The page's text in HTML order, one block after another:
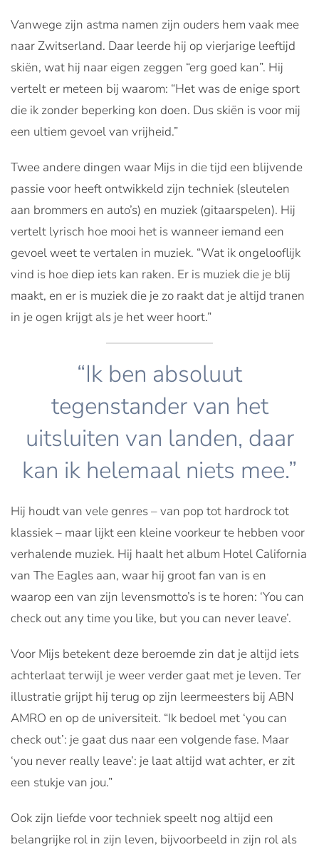
Vanwege zijn astma namen zijn ouders hem vaak mee
naar Zwitserland. Daar leerde hij op vierjarige leeftijd
skiën, wat hij naar eigen zeggen “erg goed kan”. Hij
vertelt er meteen bij waarom: “Het was de enige sport
die ik zonder beperking kon doen. Dus skiën is voor mij
een ultiem gevoel van vrijheid.”
Twee andere dingen waar Mijs in die tijd een blijvende
passie voor heeft ontwikkeld zijn techniek (sleutelen
aan brommers en auto’s) en muziek (gitaarspelen). Hij
vertelt lyrisch hoe mooi het is wanneer iemand een
gevoel weet te vertalen in muziek. “Wat ik ongelooflijk
vind is hoe diep iets kan raken. Er is muziek die je blij
maakt, en er is muziek die je zo raakt dat je altijd tranen
in je ogen krijgt als je het weer hoort.”
“Ik ben absoluut
tegenstander van het
uitsluiten van landen, daar
kan ik helemaal niets mee.”
Hij houdt van vele genres – van pop tot hardrock tot
klassiek – maar lijkt een kleine voorkeur te hebben voor
verhalende muziek. Hij haalt het album Hotel California
van The Eagles aan, waar hij groot fan van is en
waarop een van zijn levensmotto’s is te horen: ‘You can
check out any time you like, but you can never leave’.
Voor Mijs betekent deze beroemde zin dat je altijd iets
achterlaat terwijl je weer verder gaat met je leven. Ter
illustratie grijpt hij terug op zijn leermeesters bij ABN
AMRO en op de universiteit. “Ik bedoel met ‘you can
check out’: je gaat dus naar een volgende fase. Maar
‘you never really leave’: je laat altijd wat achter, er zit
een stukje van jou.”
Ook zijn liefde voor techniek speelt nog altijd een
belangrijke rol in zijn leven, bijvoorbeeld in zijn rol als